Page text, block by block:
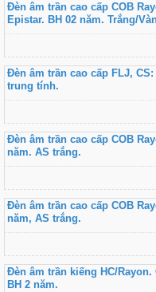
Đèn âm trần cao cấp COB
Epistar. BH 02 năm. Trắng/
Đèn âm trần cao cấp FLJ,
trung tính.
Đèn âm trần cao cấp COB
năm. AS trắng.
Đèn âm trần cao cấp COB
năm, AS trắng.
Đèn âm trần kiếng HC/Rayon.
BH 2 năm.